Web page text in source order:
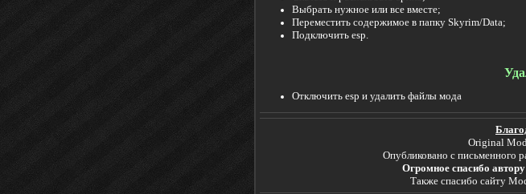
Выбрать нужное или все вместе;
Переместить содержимое в папку Skyrim/Data;
Подключить esp.
Отключить esp и удалить файлы мода
Original
Опубликовано с письменного
Огромное спасибо
Также спасибо сайту